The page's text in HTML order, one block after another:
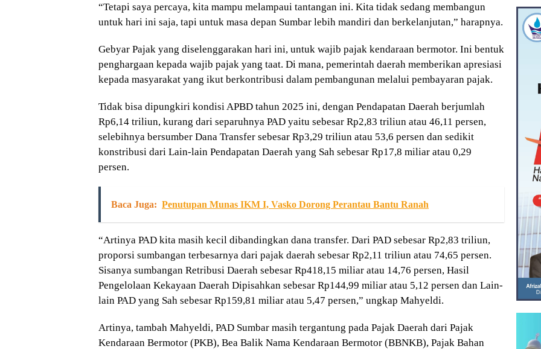
“Tetapi saya percaya, kita mampu melampaui tantangan ini. Kita tidak sedang membangun
untuk hari ini saja, tapi untuk masa depan Sumbar lebih mandiri dan berkelanjutan,” harapnya.
Gebyar Pajak yang diselenggarakan hari ini, untuk wajib pajak kendaraan bermotor. Ini bentuk
penghargaan kepada wajib pajak yang taat. Di mana, pemerintah daerah memberikan apresiasi
kepada masyarakat yang ikut berkontribusi dalam pembangunan melalui pembayaran pajak.
Tidak bisa dipungkiri kondisi APBD tahun 2025 ini, dengan Pendapatan Daerah berjumlah
Rp6,14 triliun, kurang dari separuhnya PAD yaitu sebesar Rp2,83 triliun atau 46,11 persen,
selebihnya bersumber Dana Transfer sebesar Rp3,29 triliun atau 53,6 persen dan sedikit
konstribusi dari Lain-lain Pendapatan Daerah yang Sah sebesar Rp17,8 miliar atau 0,29
persen.
Baca Juga: Penutupan Munas IKM I, Vasko Dorong Perantau Bantu Ranah
“Artinya PAD kita masih kecil dibandingkan dana transfer. Dari PAD sebesar Rp2,83 triliun,
proporsi sumbangan terbesarnya dari pajak daerah sebesar Rp2,11 triliun atau 74,65 persen.
Sisanya sumbangan Retribusi Daerah sebesar Rp418,15 miliar atau 14,76 persen, Hasil
Pengelolaan Kekayaan Daerah Dipisahkan sebesar Rp144,99 miliar atau 5,12 persen dan Lain-
lain PAD yang Sah sebesar Rp159,81 miliar atau 5,47 persen,” ungkap Mahyeldi.
Artinya, tambah Mahyeldi, PAD Sumbar masih tergantung pada Pajak Daerah dari Pajak
Kendaraan Bermotor (PKB), Bea Balik Nama Kendaraan Bermotor (BBNKB), Pajak Bahan